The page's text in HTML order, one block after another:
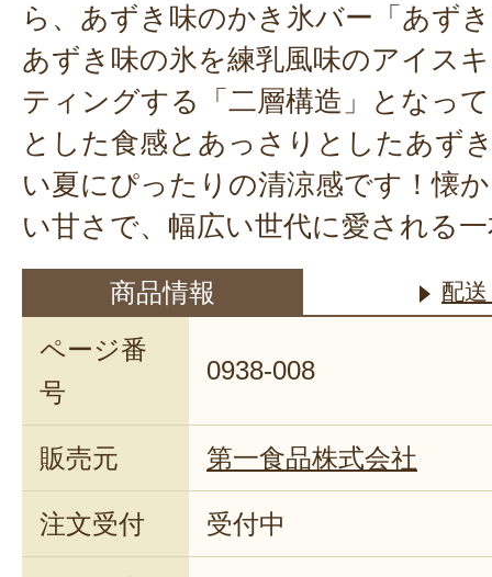
ら、あずき味のかき氷バー「あず
あずき味の氷を練乳風味のアイス
ティングする「二層構造」となっ
とした食感とあっさりとしたあず
い夏にぴったりの清涼感です！懐
い甘さで、幅広い世代に愛される
商品情報 配
ページ番
号
0938-008
販売元 第一食品株式会社
注文受付 受付中